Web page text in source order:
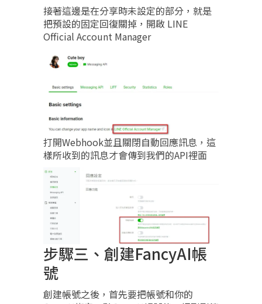
接著這邊是在分享時未設定的部分，就是
把預設的固定回復關掉，開啟 LINE
Official Account Manager
打開Webhook並且關閉自動回應訊息，這
樣所收到的訊息才會傳到我們的API裡面
步驟三、創建FancyAI帳
號
創建帳號之後，首先要把帳號和你的